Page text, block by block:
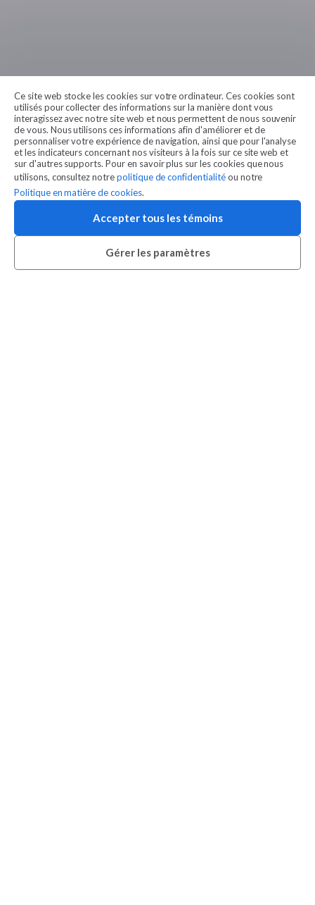
Ce site web stocke les cookies sur votre ordinateur. Ces cookies sont
utilisés pour collecter des informations sur la manière dont vous
interagissez avec notre site web et nous permettent de nous souvenir
de vous. Nous utilisons ces informations afin d'améliorer et de
personnaliser votre expérience de navigation, ainsi que pour l'analyse
et les indicateurs concernant nos visiteurs à la fois sur ce site web et
sur d'autres supports. Pour en savoir plus sur les cookies que nous
utilisons, consultez notrepolitique de confidentialitéou notre
Politique en matière de cookies.
Gérer les paramètres
Accepter tous les témoins